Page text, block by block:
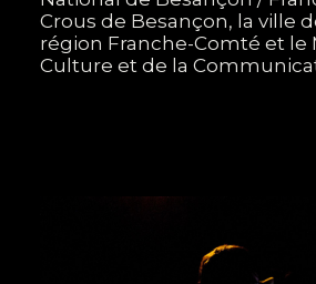
Crous de Besançon, la ville
région Franche-Comté et le
Culture et de la